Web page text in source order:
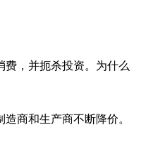
，并扼杀投资。为什么
商和生产商不断降价。